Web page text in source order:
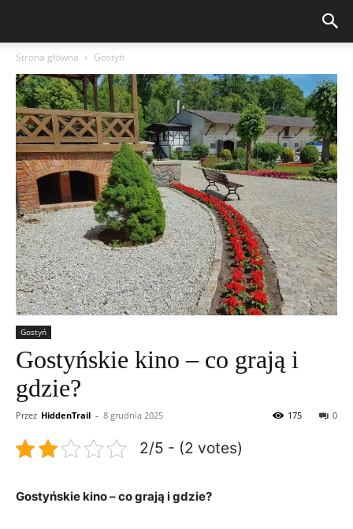
Strona główna Gostyń
Gostyń
Gostyńskie kino – co grają i
gdzie?
Przez HiddenTrail - 8 grudnia 2025 0
175
2/5 - (2 votes)
Gostyńskie kino – co grają i gdzie?